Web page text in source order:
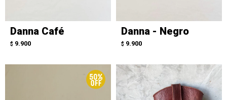
Danna Café
$ 9.900
Danna - Negro
$ 9.900